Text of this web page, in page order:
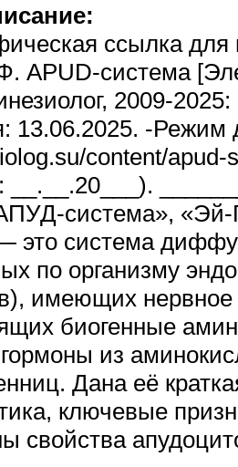
ссылка для
APUD-система
2009-
13.06.2025. -Режим
content/apud-
система»,
это система
по организму
имеющих
биогенные
из
Дана её
ключевые
свойства